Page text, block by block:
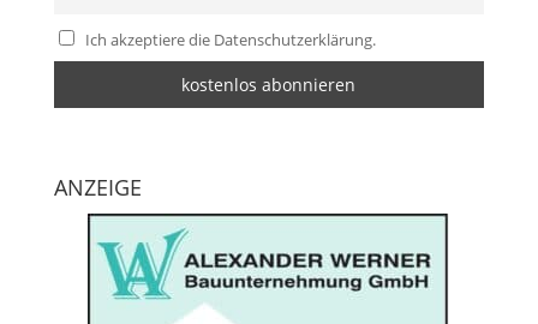
Ich akzeptiere die Datenschutzerklärung.
ANZEIGE